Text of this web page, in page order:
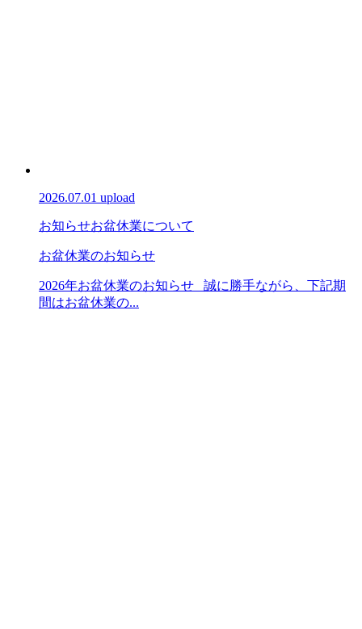
2026.07.01 upload
お知らせお盆休業について
お盆休業のお知らせ
2026年お盆休業のお知らせ 誠に勝手ながら、下記期
間はお盆休業の...